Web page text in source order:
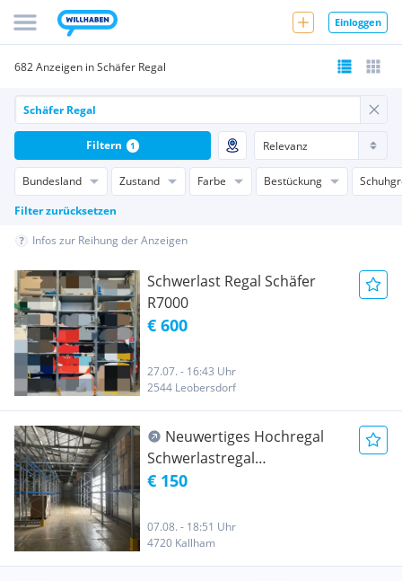
Einloggen
682 Anzeigen in Schäfer Regal
Bundesland Zustand Farbe Bestückung
Filter zurücksetzen
Filtern 1
Infos zur Reihung der Anzeigen
Schwerlast Regal Schäfer
R7000
€ 600
27.07. - 16:43 Uhr
2544 Leobersdorf
Neuwertiges Hochregal
Schwerlastregal
Palettenregal Regal SSI
€ 150
07.08. - 18:51 Uhr
4720 Kallham